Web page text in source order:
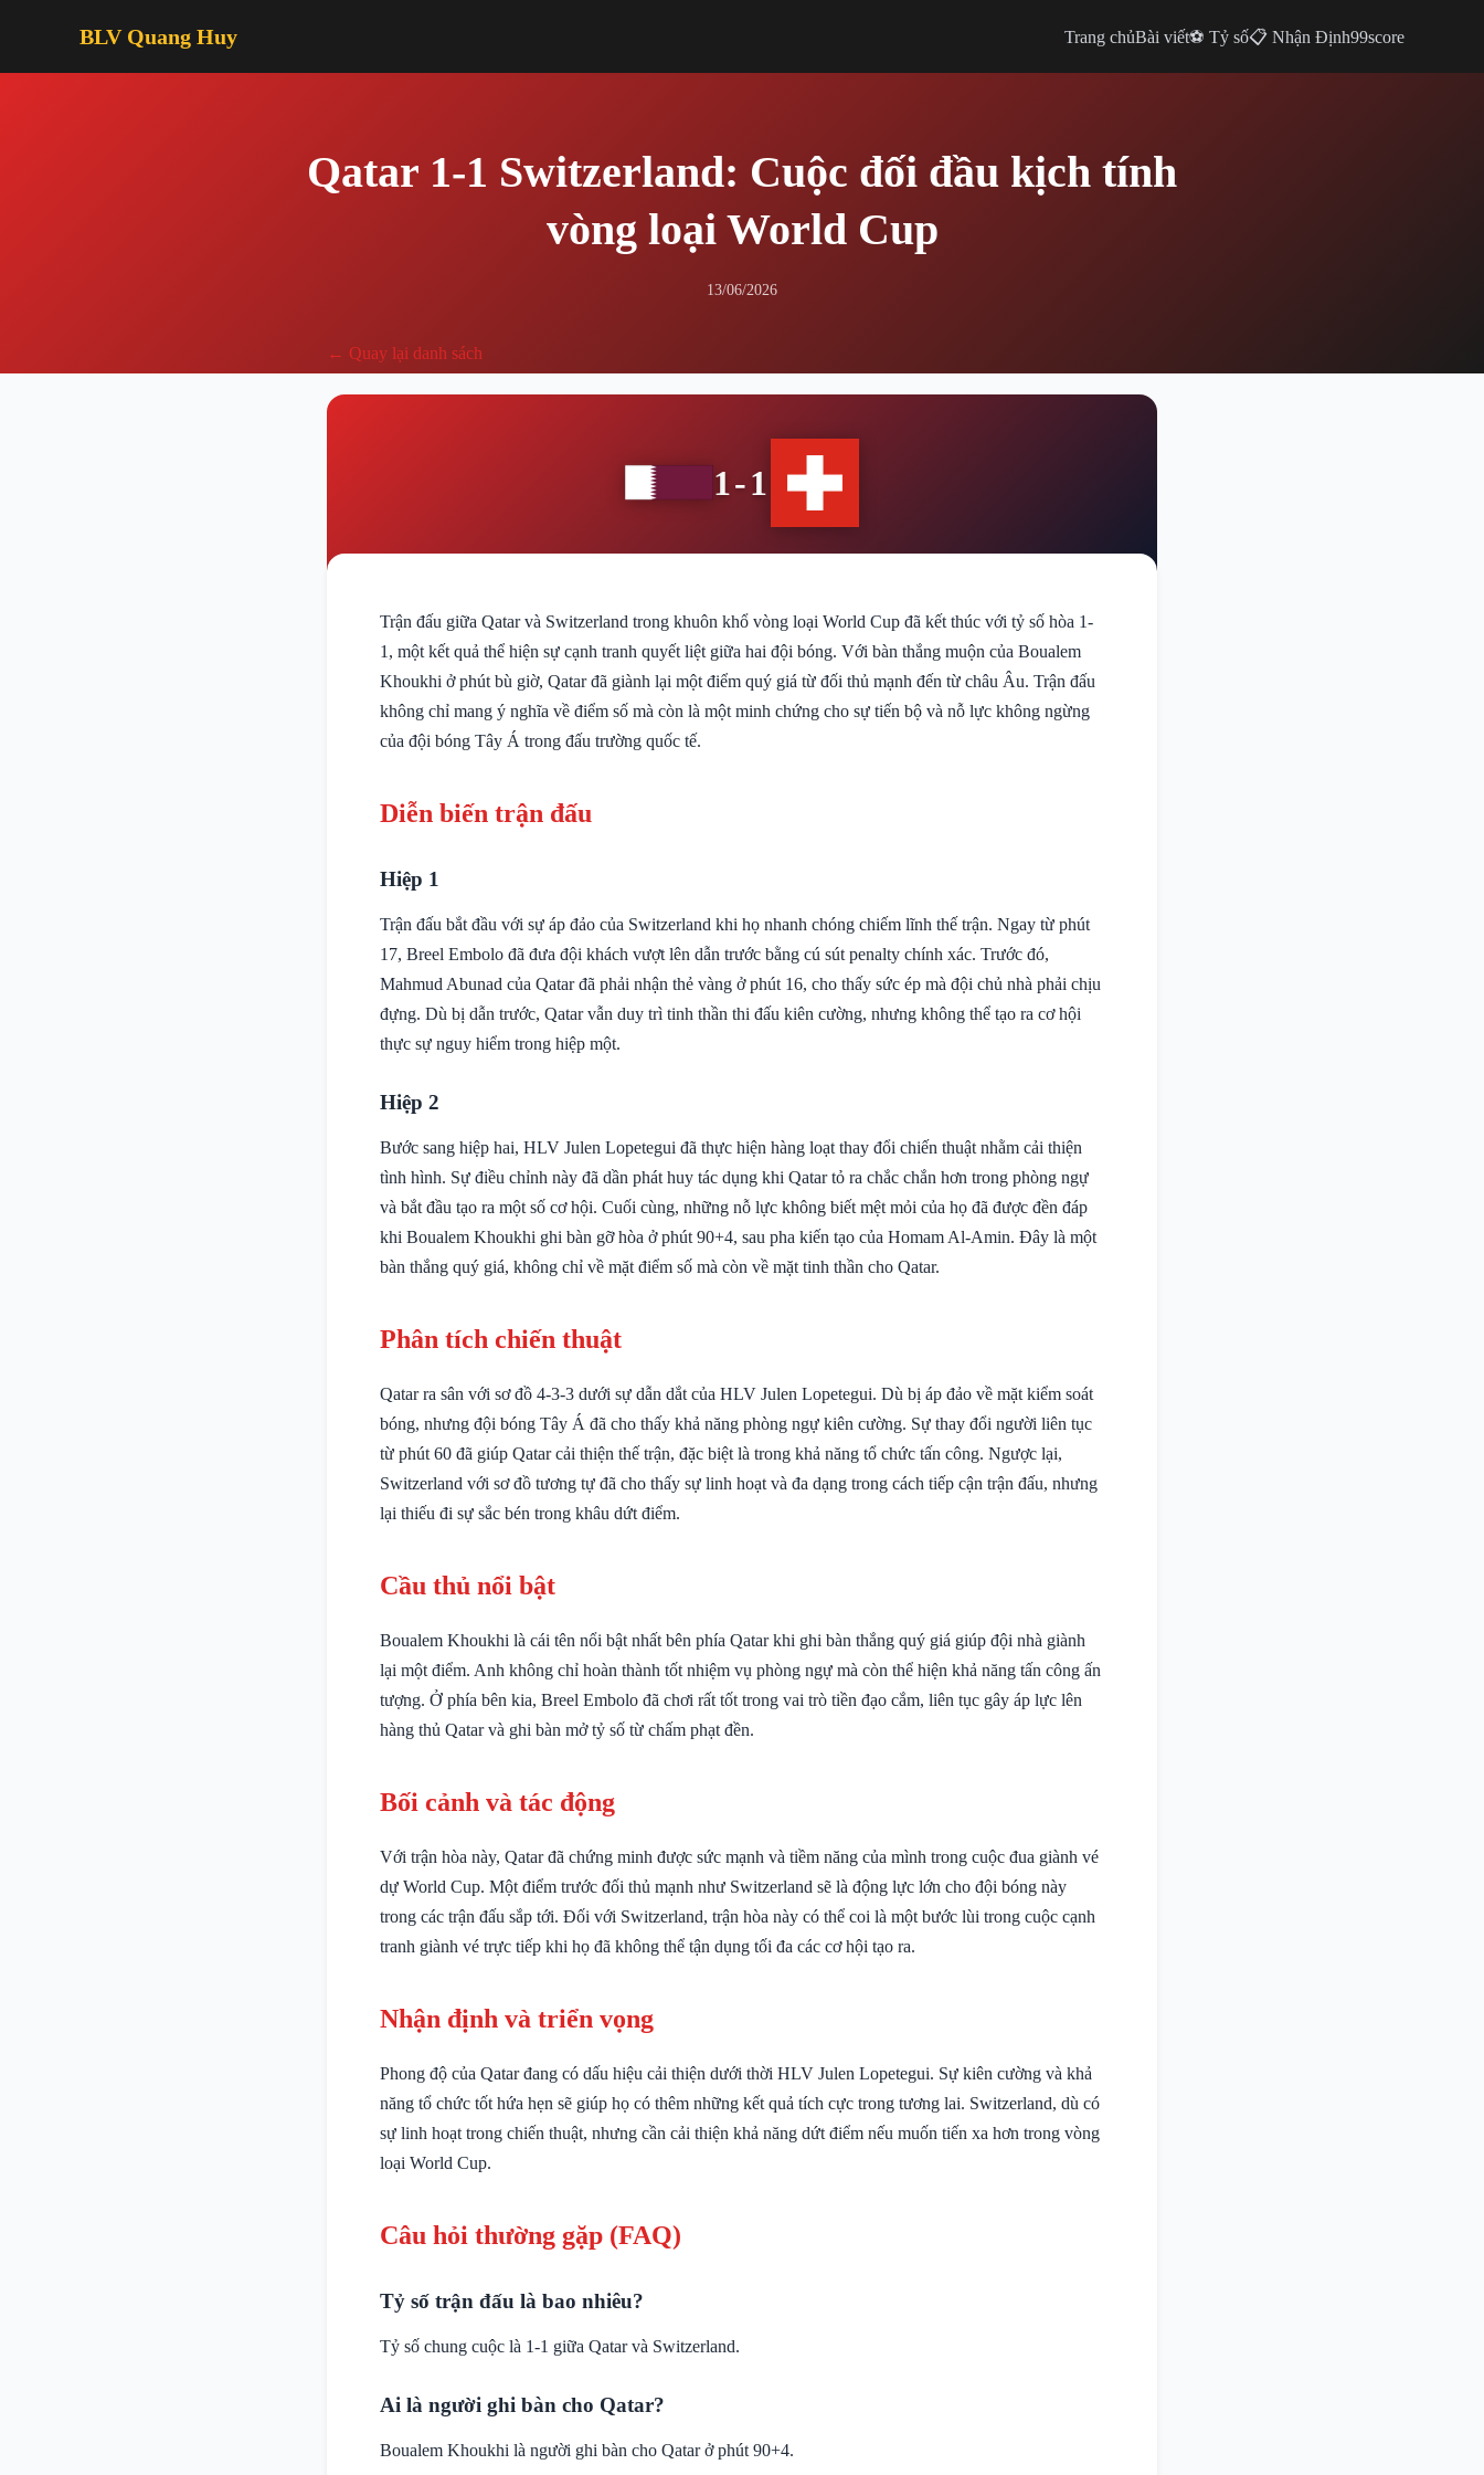
BLV Quang Huy Trang chủBài viết⚽ Tỷ số📋 Nhận Định99score
Qatar 1-1 Switzerland: Cuộc đối đầu kịch tính
vòng loại World Cup
13/06/2026
← Quay lại danh sách
1-1
Trận đấu giữa Qatar và Switzerland trong khuôn khổ vòng loại World Cup đã kết thúc với tỷ số hòa 1-
1, một kết quả thể hiện sự cạnh tranh quyết liệt giữa hai đội bóng. Với bàn thắng muộn của Boualem
Khoukhi ở phút bù giờ, Qatar đã giành lại một điểm quý giá từ đối thủ mạnh đến từ châu Âu. Trận đấu
không chỉ mang ý nghĩa về điểm số mà còn là một minh chứng cho sự tiến bộ và nỗ lực không ngừng
của đội bóng Tây Á trong đấu trường quốc tế.
Diễn biến trận đấu
Hiệp 1
Trận đấu bắt đầu với sự áp đảo của Switzerland khi họ nhanh chóng chiếm lĩnh thế trận. Ngay từ phút
17, Breel Embolo đã đưa đội khách vượt lên dẫn trước bằng cú sút penalty chính xác. Trước đó,
Mahmud Abunad của Qatar đã phải nhận thẻ vàng ở phút 16, cho thấy sức ép mà đội chủ nhà phải chịu
đựng. Dù bị dẫn trước, Qatar vẫn duy trì tinh thần thi đấu kiên cường, nhưng không thể tạo ra cơ hội
thực sự nguy hiểm trong hiệp một.
Hiệp 2
Bước sang hiệp hai, HLV Julen Lopetegui đã thực hiện hàng loạt thay đổi chiến thuật nhằm cải thiện
tình hình. Sự điều chỉnh này đã dần phát huy tác dụng khi Qatar tỏ ra chắc chắn hơn trong phòng ngự
và bắt đầu tạo ra một số cơ hội. Cuối cùng, những nỗ lực không biết mệt mỏi của họ đã được đền đáp
khi Boualem Khoukhi ghi bàn gỡ hòa ở phút 90+4, sau pha kiến tạo của Homam Al-Amin. Đây là một
bàn thắng quý giá, không chỉ về mặt điểm số mà còn về mặt tinh thần cho Qatar.
Phân tích chiến thuật
Qatar ra sân với sơ đồ 4-3-3 dưới sự dẫn dắt của HLV Julen Lopetegui. Dù bị áp đảo về mặt kiểm soát
bóng, nhưng đội bóng Tây Á đã cho thấy khả năng phòng ngự kiên cường. Sự thay đổi người liên tục
từ phút 60 đã giúp Qatar cải thiện thế trận, đặc biệt là trong khả năng tổ chức tấn công. Ngược lại,
Switzerland với sơ đồ tương tự đã cho thấy sự linh hoạt và đa dạng trong cách tiếp cận trận đấu, nhưng
lại thiếu đi sự sắc bén trong khâu dứt điểm.
Cầu thủ nổi bật
Boualem Khoukhi là cái tên nổi bật nhất bên phía Qatar khi ghi bàn thắng quý giá giúp đội nhà giành
lại một điểm. Anh không chỉ hoàn thành tốt nhiệm vụ phòng ngự mà còn thể hiện khả năng tấn công ấn
tượng. Ở phía bên kia, Breel Embolo đã chơi rất tốt trong vai trò tiền đạo cắm, liên tục gây áp lực lên
hàng thủ Qatar và ghi bàn mở tỷ số từ chấm phạt đền.
Bối cảnh và tác động
Với trận hòa này, Qatar đã chứng minh được sức mạnh và tiềm năng của mình trong cuộc đua giành vé
dự World Cup. Một điểm trước đối thủ mạnh như Switzerland sẽ là động lực lớn cho đội bóng này
trong các trận đấu sắp tới. Đối với Switzerland, trận hòa này có thể coi là một bước lùi trong cuộc cạnh
tranh giành vé trực tiếp khi họ đã không thể tận dụng tối đa các cơ hội tạo ra.
Nhận định và triển vọng
Phong độ của Qatar đang có dấu hiệu cải thiện dưới thời HLV Julen Lopetegui. Sự kiên cường và khả
năng tổ chức tốt hứa hẹn sẽ giúp họ có thêm những kết quả tích cực trong tương lai. Switzerland, dù có
sự linh hoạt trong chiến thuật, nhưng cần cải thiện khả năng dứt điểm nếu muốn tiến xa hơn trong vòng
loại World Cup.
Câu hỏi thường gặp (FAQ)
Tỷ số trận đấu là bao nhiêu?
Tỷ số chung cuộc là 1-1 giữa Qatar và Switzerland.
Ai là người ghi bàn cho Qatar?
Boualem Khoukhi là người ghi bàn cho Qatar ở phút 90+4.